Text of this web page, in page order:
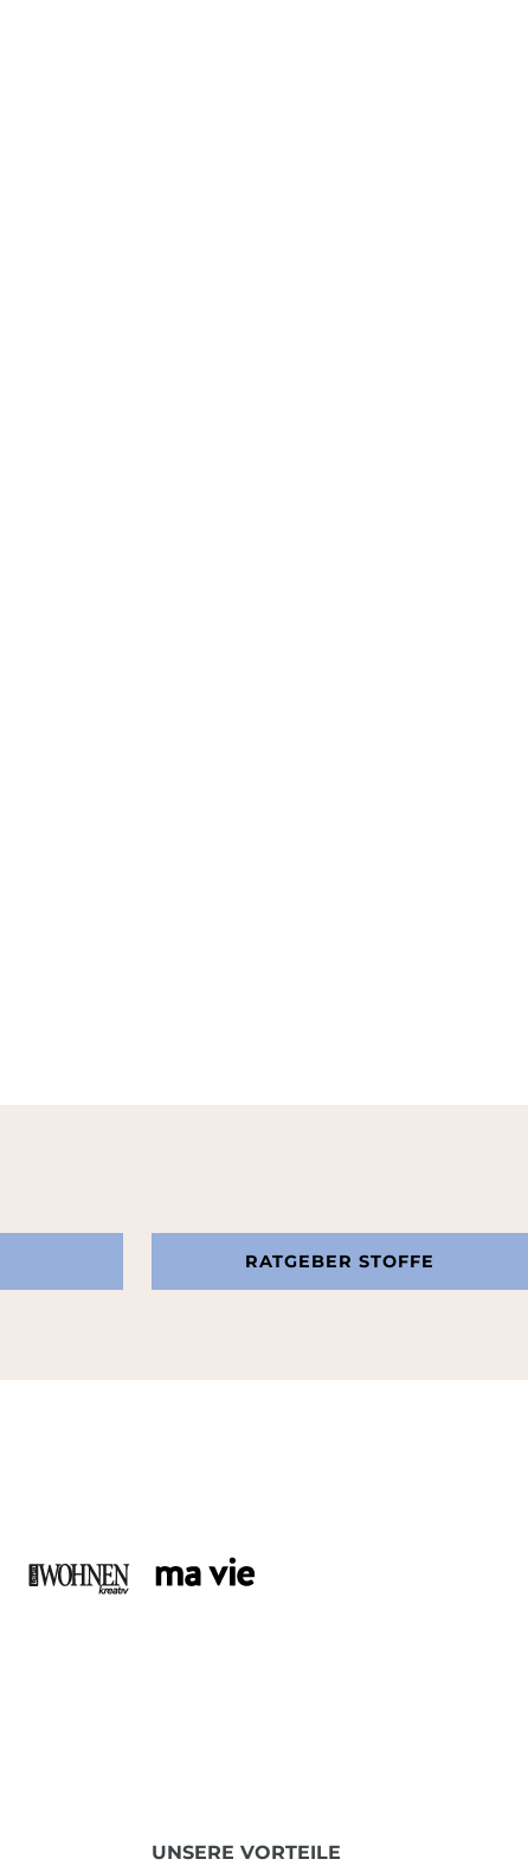
RATGEBER STOFFE
UNSERE VORTEILE